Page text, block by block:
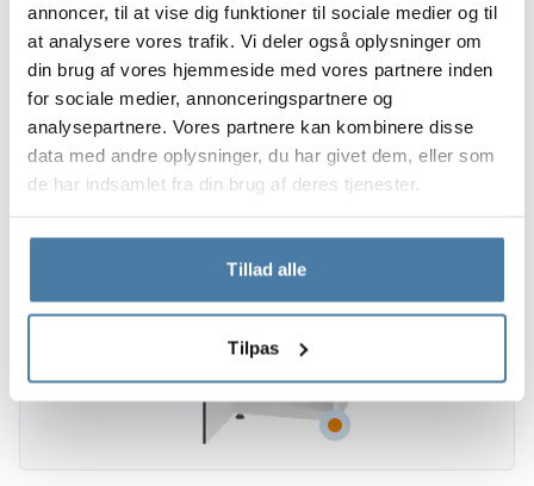
annoncer, til at vise dig funktioner til sociale medier og til
at analysere vores trafik. Vi deler også oplysninger om
din brug af vores hjemmeside med vores partnere inden
for sociale medier, annonceringspartnere og
analysepartnere. Vores partnere kan kombinere disse
data med andre oplysninger, du har givet dem, eller som
de har indsamlet fra din brug af deres tjenester.
Tillad alle
Tilpas